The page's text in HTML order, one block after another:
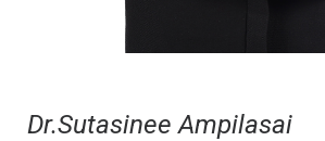
Dr.Sutasinee Ampilasai